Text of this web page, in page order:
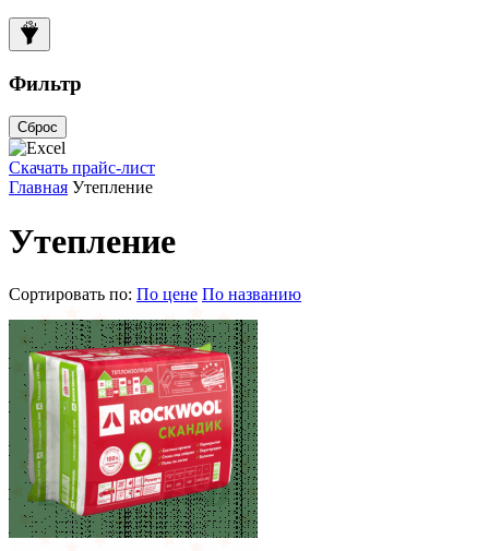
Фильтр
Сброс
Скачать прайс-лист
Главная Утепление
Утепление
Сортировать по: По цене По названию